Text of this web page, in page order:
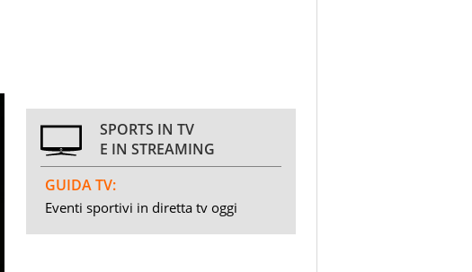
SPORTS IN TV
E IN STREAMING
GUIDA TV:
Eventi sportivi in diretta tv oggi